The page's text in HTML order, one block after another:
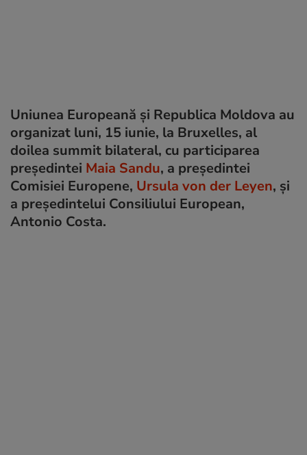
Uniunea Europeană și Republica Moldova au
organizat luni, 15 iunie, la Bruxelles, al
doilea summit bilateral, cu participarea
președintei Maia Sandu, a președintei
Comisiei Europene, Ursula von der Leyen, și
a președintelui Consiliului European,
Antonio Costa.